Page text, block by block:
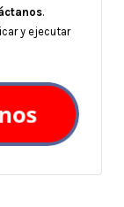
.
y ejecutar